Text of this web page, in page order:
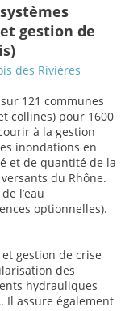
gestion de
des Rivières
sur 121 communes
collines) pour 1600
à la gestion
inondations en
et de quantité de la
du Rhône.
l’eau
optionnelles).
gestion de crise
des
hydrauliques
Il assure également